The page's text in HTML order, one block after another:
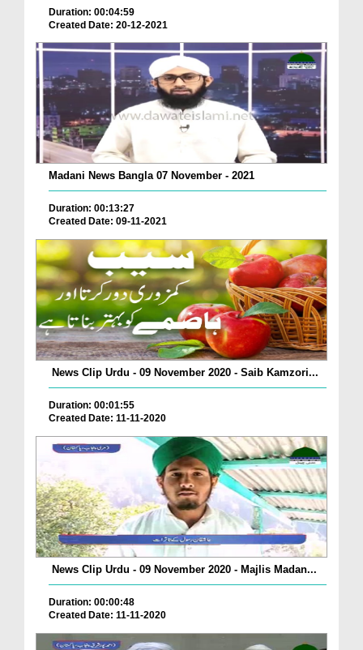
Duration: 00:04:59
Created Date: 20-12-2021
Madani News Bangla 07 November - 2021
Duration: 00:13:27
Created Date: 09-11-2021
News Clip Urdu - 09 November 2020 - Saib Kamzori...
Duration: 00:01:55
Created Date: 11-11-2020
News Clip Urdu - 09 November 2020 - Majlis Madan...
Duration: 00:00:48
Created Date: 11-11-2020